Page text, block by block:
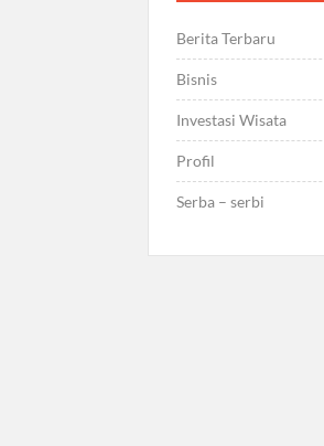
Berita Terbaru
Bisnis
Investasi Wisata
Profil
Serba – serbi